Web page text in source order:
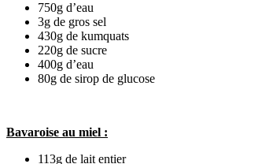
750g d’eau
3g de gros sel
430g de kumquats
220g de sucre
400g d’eau
80g de sirop de glucose
Bavaroise au miel :
113g de lait entier